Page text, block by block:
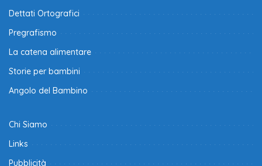
Dettati Ortografici
Pregrafismo
La catena alimentare
Storie per bambini
Angolo del Bambino
Chi Siamo
Links
Pubblicità